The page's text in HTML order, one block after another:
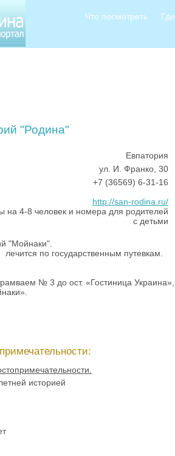
Что посмотреть
"Родина"
Евпатория
ул. И. Франко, 30
+7 (36569) 6-31-16
http://san-rodina.ru/
на 4-8 человек и номера для родителей
с детьми
"Мойнаки".
по государственным путевкам.
№ 3 до ост. «Гостиница
историей